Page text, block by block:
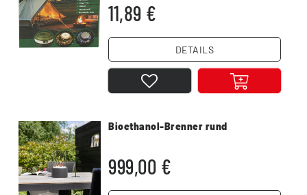
11,89 €
DETAILS
Bioethanol-Brenner rund
999,00 €